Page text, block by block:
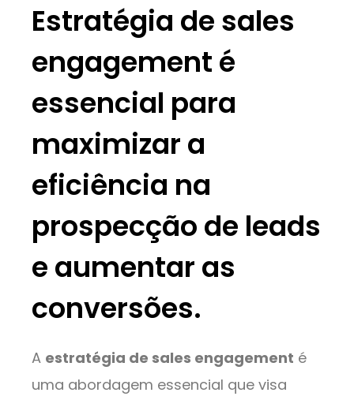
Estratégia de sales
engagement é
essencial para
maximizar a
eficiência na
prospecção de leads
e aumentar as
conversões.
A estratégia de sales engagement é
uma abordagem essencial que visa